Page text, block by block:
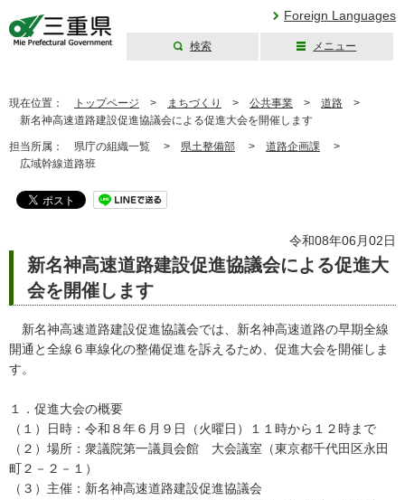
Foreign Languages
検索 メニュー
現在位置： トップページ > まちづくり > 公共事業 > 道路 >
新名神高速道路建設促進協議会による促進大会を開催します
担当所属： 県庁の組織一覧 > 県土整備部 > 道路企画課 >
広域幹線道路班
令和08年06月02日
新名神高速道路建設促進協議会による促進大
会を開催します
新名神高速道路建設促進協議会では、新名神高速道路の早期全線
開通と全線６車線化の整備促進を訴えるため、促進大会を開催しま
す。
１．促進大会の概要
（１）日時：令和８年６月９日（火曜日）１１時から１２時まで
（２）場所：衆議院第一議員会館 大会議室（東京都千代田区永田
町２－２－１）
（３）主催：新名神高速道路建設促進協議会